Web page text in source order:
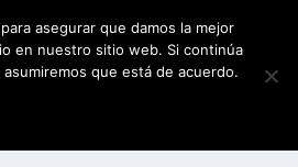
asegurar que damos la mejor
en nuestro sitio web. Si continúa
que está de acuerdo.